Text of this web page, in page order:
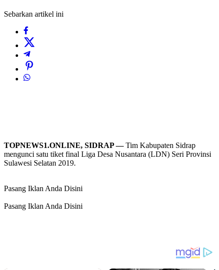
Sebarkan artikel ini
TOPNEWS1.ONLINE, SIDRAP —Tim Kabupaten Sidrap
mengunci satu tiket final Liga Desa Nusantara (LDN) Seri Provinsi
Sulawesi Selatan 2019.
Pasang Iklan Anda Disini
Pasang Iklan Anda Disini